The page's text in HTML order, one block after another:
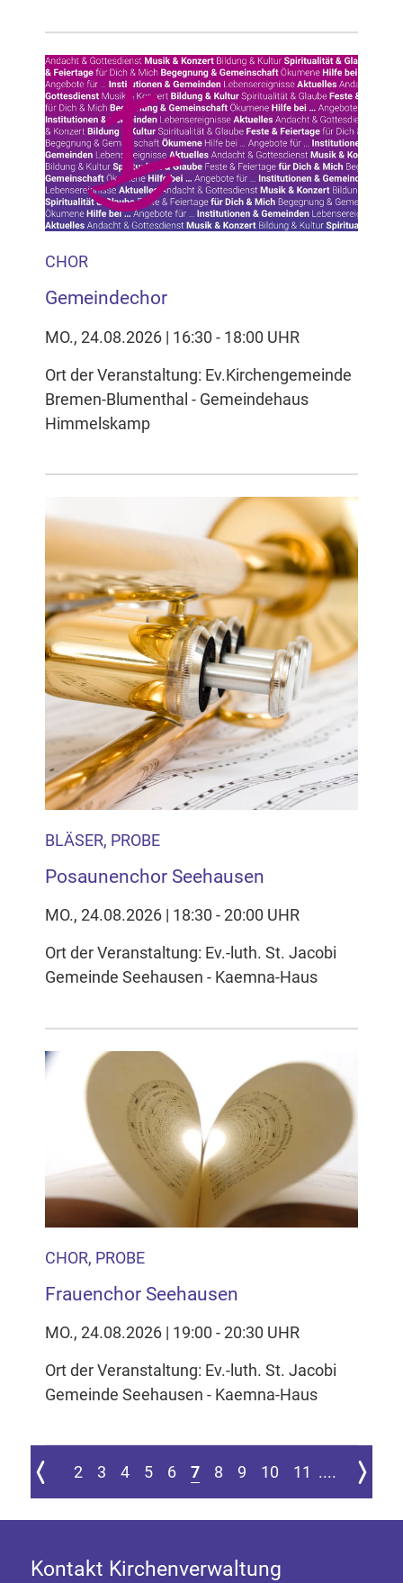
CHOR
Gemeindechor
MO., 24.08.2026 | 16:30 - 18:00 UHR
Ort der Veranstaltung: Ev.Kirchengemeinde
Bremen-Blumenthal - Gemeindehaus
Himmelskamp
BLÄSER, PROBE
Posaunenchor Seehausen
MO., 24.08.2026 | 18:30 - 20:00 UHR
Ort der Veranstaltung: Ev.-luth. St. Jacobi
Gemeinde Seehausen - Kaemna-Haus
CHOR, PROBE
Frauenchor Seehausen
MO., 24.08.2026 | 19:00 - 20:30 UHR
Ort der Veranstaltung: Ev.-luth. St. Jacobi
Gemeinde Seehausen - Kaemna-Haus
Seite springen
Zur vorherigen Seite
2 3 4 5 6 7 8 9 10 11 .... Zur
Kontakt Kirchenverwaltung